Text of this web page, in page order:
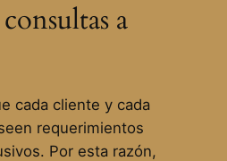
a
cada cliente y cada
requerimientos
Por esta razón,